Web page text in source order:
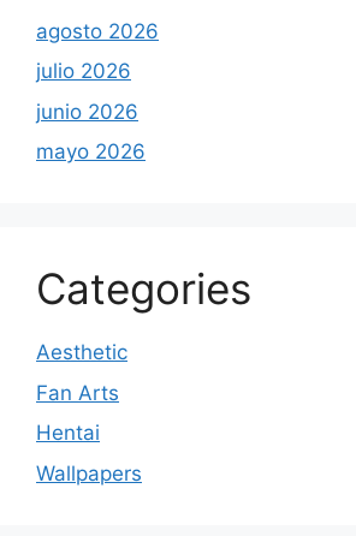
agosto 2026
julio 2026
junio 2026
mayo 2026
Categories
Aesthetic
Fan Arts
Hentai
Wallpapers